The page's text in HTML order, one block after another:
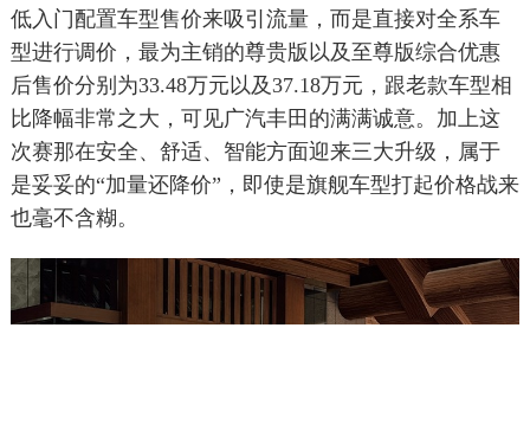
低入门配置车型售价来吸引流量，而是直接对全系车
型进行调价，最为主销的尊贵版以及至尊版综合优惠
后售价分别为33.48万元以及37.18万元，跟老款车型相
比降幅非常之大，可见广汽丰田的满满诚意。加上这
次赛那在安全、舒适、智能方面迎来三大升级，属于
是妥妥的“加量还降价”，即使是旗舰车型打起价格战来
也毫不含糊。